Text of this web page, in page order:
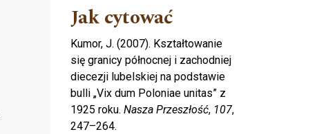
Jak cytować
Kumor, J. (2007). Kształtowanie
się granicy północnej i zachodniej
diecezji lubelskiej na podstawie
bulli „Vix dum Poloniae unitas” z
1925 roku. Nasza Przeszłość, 107,
247–264.